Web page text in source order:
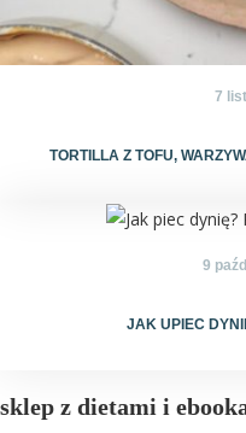
7
TORTILLA Z TOFU,
9
JAK UPIEC
sklep z dietami i